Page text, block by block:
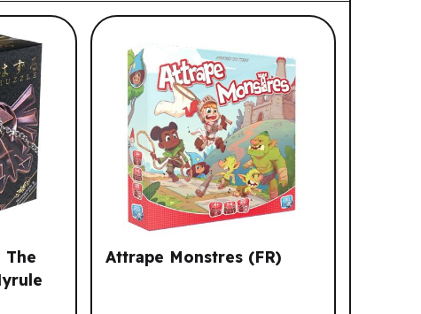
The
Attrape Monstres (FR)